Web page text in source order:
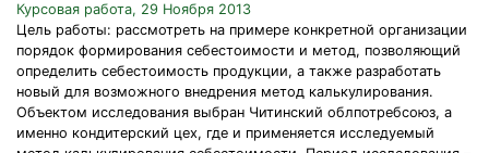
Курсовая работа, 29 Ноября 2013
Цель работы: рассмотреть на примере конкретной организации
порядок формирования себестоимости и метод, позволяющий
определить себестоимость продукции, а также разработать
новый для возможного внедрения метод калькулирования.
Объектом исследования выбран Читинский облпотребсоюз, а
именно кондитерский цех, где и применяется исследуемый